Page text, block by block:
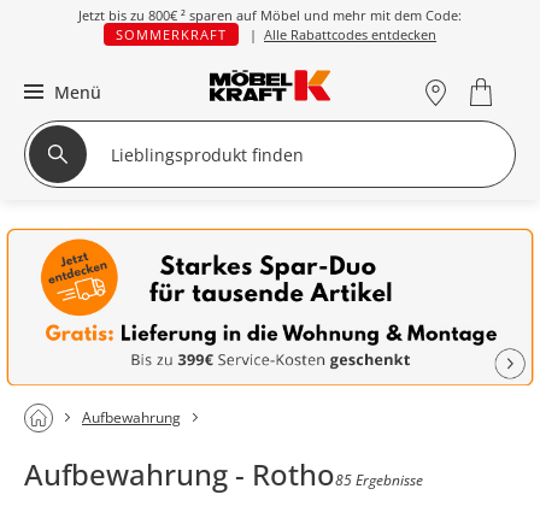
Jetzt bis zu 800€ ² sparen auf Möbel und mehr mit dem Code:
SOMMERKRAFT
| Alle Rabattcodes entdecken
Menü
Aufbewahrung
Aufbewahrung - Rotho85 Ergebnisse